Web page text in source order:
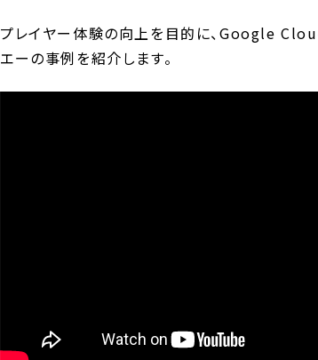
プレイヤー体験の向上を目的に、Google
エーの事例を紹介します。